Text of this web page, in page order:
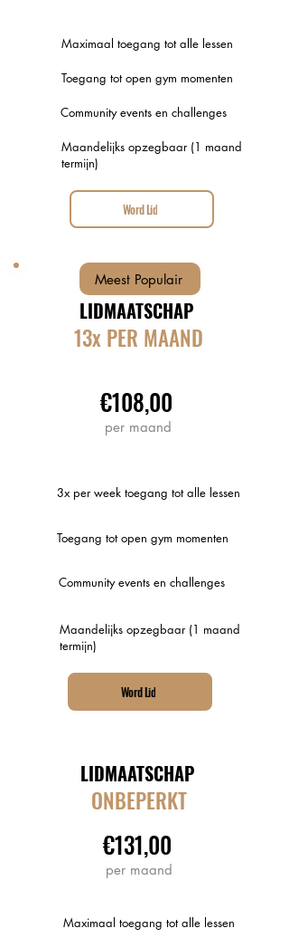
Maximaal toegang tot alle lessen
Toegang tot open gym momenten
Community events en challenges
Maandelijks opzegbaar (1 maand
termijn)
Word Lid
Meest Populair
LIDMAATSCHAP
13x PER MAAND
€108,00
per maand
3x per week toegang tot alle lessen
Toegang tot open gym momenten
Community events en challenges
Maandelijks opzegbaar (1 maand
termijn)
Word Lid
LIDMAATSCHAP
ONBEPERKT
€131,00
per maand
Maximaal toegang tot alle lessen